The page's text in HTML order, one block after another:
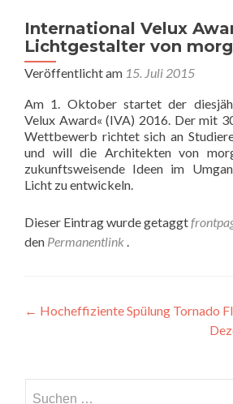
International Velux
Lichtgestalter von
Veröffentlicht am 15. Juli 2015
Am 1. Oktober startet der
Velux Award« (IVA) 2016. Der mit
Wettbewerb richtet sich an
und will die Architekten von
zukunftsweisende Ideen im
Licht zu entwickeln.
Dieser Eintrag wurde getaggt
den Permanentlink .
← Hocheffiziente Spülung Tornado